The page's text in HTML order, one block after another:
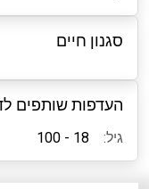
סגנון חיים
העדפות שותפים
גיל: 18 - 100